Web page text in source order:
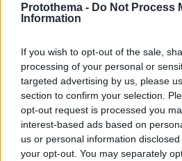
Protothema - Do Not Process
Information
If you wish to opt-out of the sale,
processing of your personal or
targeted advertising by us, please
section to confirm your selection.
opt-out request is processed you
interest-based ads based on
us or personal information
your opt-out. You may separately
Γονικές παροχές: Οι παγίδες
χρημάτων που μπορεί να